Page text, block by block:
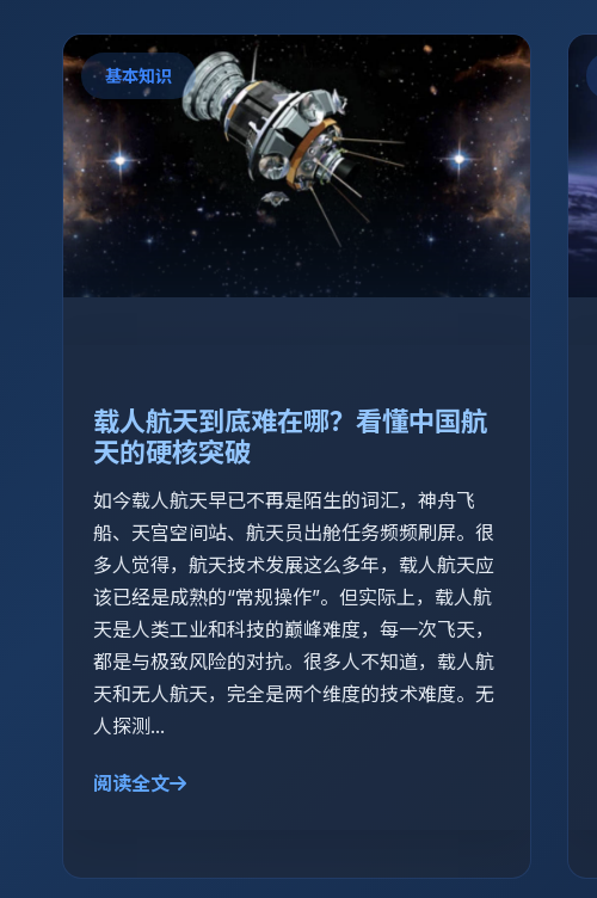
基本知识
载人航天到底难在哪？看懂中国航
天的硬核突破
如今载人航天早已不再是陌生的词汇，神舟飞
船、天宫空间站、航天员出舱任务频频刷屏。很
多人觉得，航天技术发展这么多年，载人航天应
该已经是成熟的“常规操作”。但实际上，载人航
天是人类工业和科技的巅峰难度，每一次飞天，
都是与极致风险的对抗。很多人不知道，载人航
天和无人航天，完全是两个维度的技术难度。无
人探测...
阅读全文